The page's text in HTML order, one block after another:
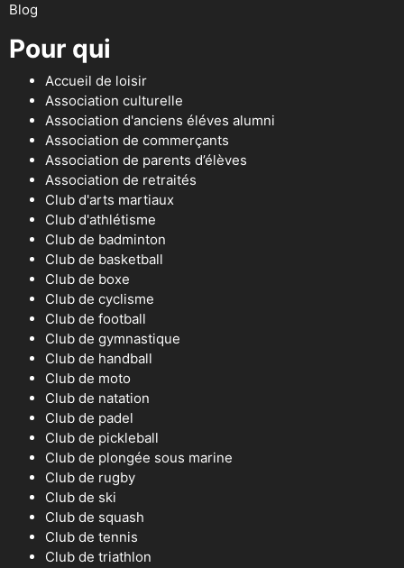
Blog
Pour qui
Accueil de loisir
Association culturelle
Association d'anciens éléves alumni
Association de commerçants
Association de parents d’élèves
Association de retraités
Club d'arts martiaux
Club d'athlétisme
Club de badminton
Club de basketball
Club de boxe
Club de cyclisme
Club de football
Club de gymnastique
Club de handball
Club de moto
Club de natation
Club de padel
Club de pickleball
Club de plongée sous marine
Club de rugby
Club de ski
Club de squash
Club de tennis
Club de triathlon